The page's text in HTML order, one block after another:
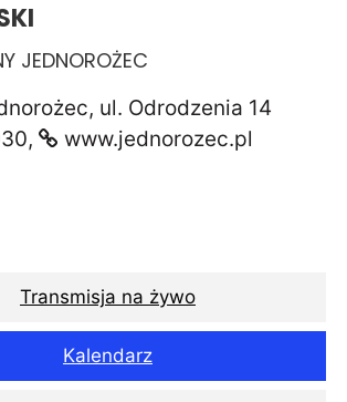
JEDNOROŻEC
ul. Odrodzenia 14
www.jednorozec.pl
Transmisja na żywo
Kalendarz